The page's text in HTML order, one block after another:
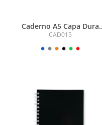
Caderno A5 Capa Dura
(21x14,5)
CAD015